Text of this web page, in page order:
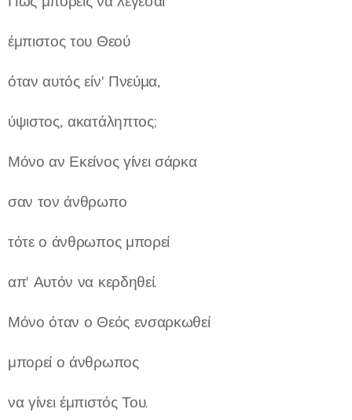
έμπιστος του Θεού
όταν αυτός είν' Πνεύμα,
ύψιστος, ακατάληπτος;
Μόνο αν Εκείνος γίνει σάρκα
σαν τον άνθρωπο
τότε ο άνθρωπος μπορεί
απ' Αυτόν να κερδηθεί.
Μόνο όταν ο Θεός ενσαρκωθεί
μπορεί ο άνθρωπος
να γίνει έμπιστός Του.